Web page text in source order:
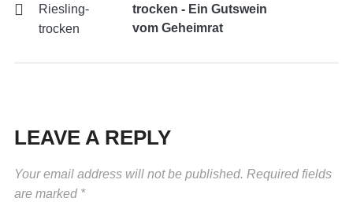
trocken - Ein Gutswein
vom Geheimrat
LEAVE A REPLY
Your email address will not be published. Required fields
are marked *